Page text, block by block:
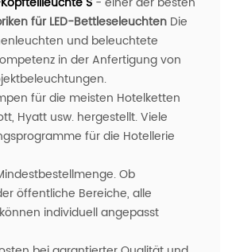
für LED-Bettleseleuchten Die
und beleuchtete
in der Anfertigung von
für die meisten Hotelketten
Hyatt usw. hergestellt. Viele
für die Hotellerie
Ob
öffentliche Bereiche, alle
individuell angepasst